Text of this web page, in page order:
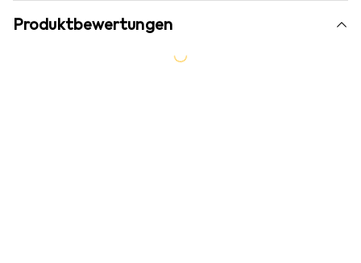
Produktbewertungen